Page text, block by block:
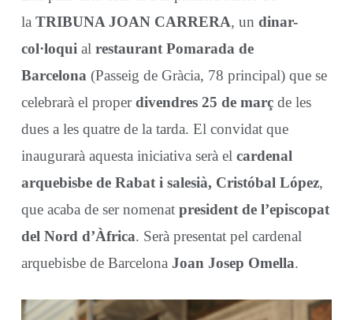
la TRIBUNA JOAN CARRERA, un dinar-
col·loquial restaurant Pomarada de
Barcelona(Passeig de Gràcia, 78 principal) que se
celebrarà el properdivendres 25 de marçde les
dues a les quatre de la tarda. El convidat que
inaugurarà aquesta iniciativa serà el cardenal
arquebisbe de Rabat i salesià, Cristóbal López,
que acaba de ser nomenat president de l’episcopat
del Nord d’Àfrica. Serà presentat pel cardenal
arquebisbe de Barcelona Joan Josep Omella.